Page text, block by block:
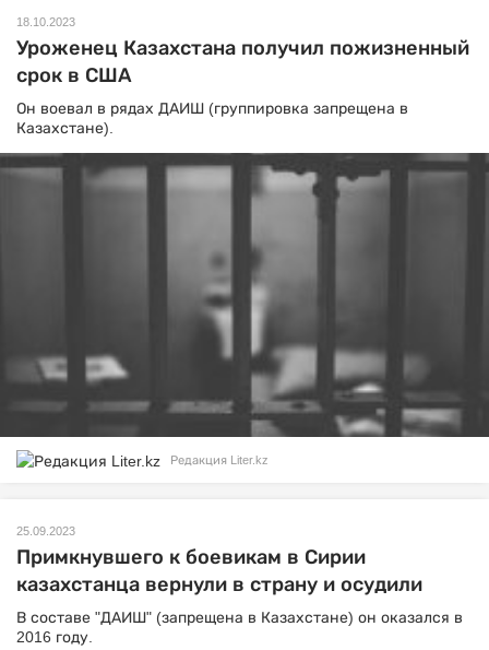
18.10.2023
Уроженец Казахстана получил пожизненный
срок в США
Он воевал в рядах ДАИШ (группировка запрещена в
Казахстане).
Редакция Liter.kz
25.09.2023
Примкнувшего к боевикам в Сирии
казахстанца вернули в страну и осудили
В составе "ДАИШ" (запрещена в Казахстане) он оказался в
2016 году.